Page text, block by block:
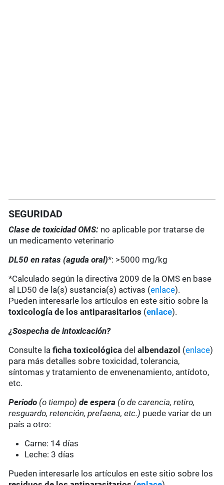
SEGURIDAD
Clase de toxicidad OMS: no aplicable por tratarse de
un medicamento veterinario
DL50 en ratas (aguda oral)*: >5000 mg/kg
*Calculado según la directiva 2009 de la OMS en base
al LD50 de la(s) sustancia(s) activas (enlace).
Pueden interesarle los artículos en este sitio sobre la
toxicología de los antiparasitarios (enlace).
¿Sospecha de intoxicación?
Consulte laficha toxicológica delalbendazol (enlace)
para más detalles sobre toxicidad, tolerancia,
síntomas y tratamiento de envenenamiento, antídoto,
etc.
Periodo (o tiempo) de espera (o de carencia, retiro,
resguardo, retención, prefaena, etc.) puede variar de un
país a otro:
Carne: 14 días
Leche: 3 días
Pueden interesarle los artículos en este sitio sobre los